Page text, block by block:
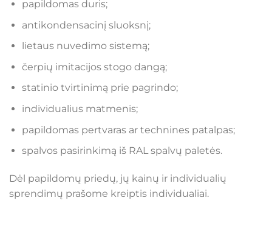
papildomas duris;
antikondensacinį sluoksnį;
lietaus nuvedimo sistemą;
čerpių imitacijos stogo dangą;
statinio tvirtinimą prie pagrindo;
individualius matmenis;
papildomas pertvaras ar technines patalpas;
spalvos pasirinkimą iš RAL spalvų paletės.
Dėl papildomų priedų, jų kainų ir individualių
sprendimų prašome kreiptis individualiai.